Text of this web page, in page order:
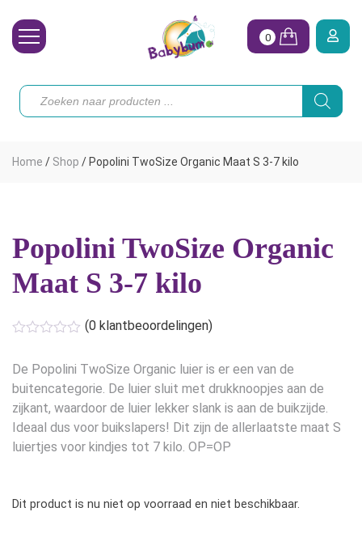
Toebehoren
Onze merken
Hoe begin ik?
0
Producten
zoeken
Home / Shop / Popolini TwoSize Organic Maat S 3-7 kilo
Popolini TwoSize Organic
Maat S 3-7 kilo
(0 klantbeoordelingen)
De Popolini TwoSize Organic luier is er een van de
buitencategorie. De luier sluit met drukknoopjes aan de
zijkant, waardoor de luier lekker slank is aan de buikzijde.
Ideaal dus voor buikslapers! Dit zijn de allerlaatste maat S
luiertjes voor kindjes tot 7 kilo. OP=OP
Dit product is nu niet op voorraad en niet beschikbaar.